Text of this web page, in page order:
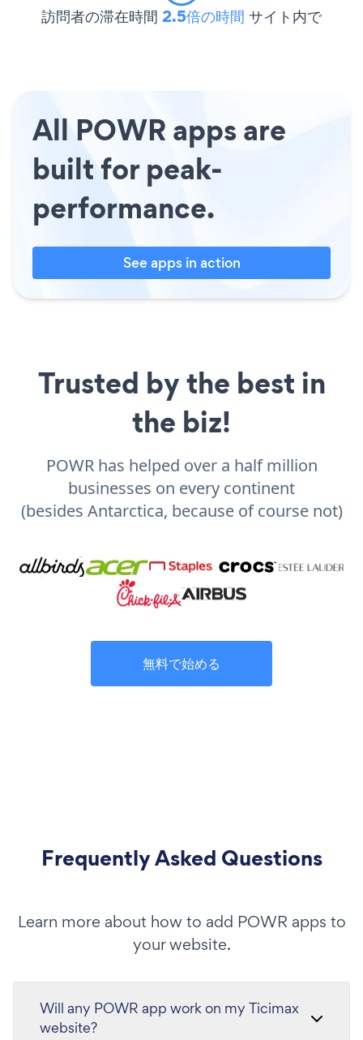
訪問者の滞在時間 2.5倍の時間 サイト内で
All POWR apps are
built for peak-
performance.
See apps in action
Trusted by the best in
the biz!
POWR has helped over a half million
businesses on every continent
(besides Antarctica, because of course not)
無料で始める
Frequently Asked Questions
Learn more about how to add POWR apps to
your website.
Will any POWR app work on my Ticimax
website?